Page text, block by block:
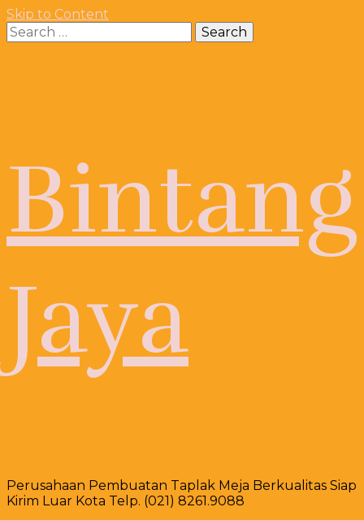
Skip to Content
Search
for:
Bintang
Jaya
Perusahaan Pembuatan Taplak Meja Berkualitas Siap
Kirim Luar Kota Telp. (021) 8261.9088